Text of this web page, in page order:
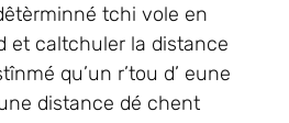
tchi vole en
et caltchuler la distance
qu’un r’tou d’ eune
distance dé chent